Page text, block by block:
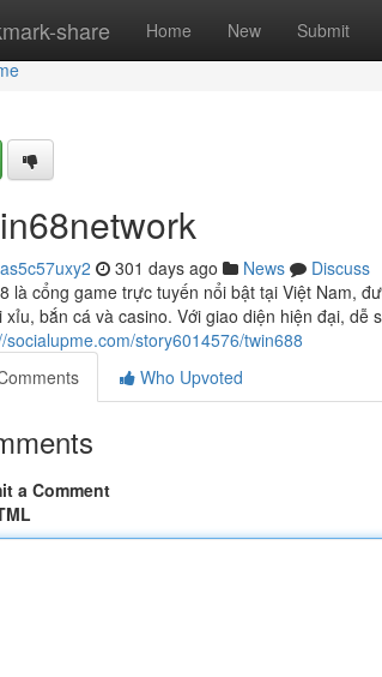
share Home New Submit
301 days ago News
Discuss
là cổng game trực tuyến nổi bật tại Việt Nam,
xỉu, bắn cá và casino. Với giao diện hiện đại,
socialupme.com/story6014576/twin688
Who Upvoted
a Comment